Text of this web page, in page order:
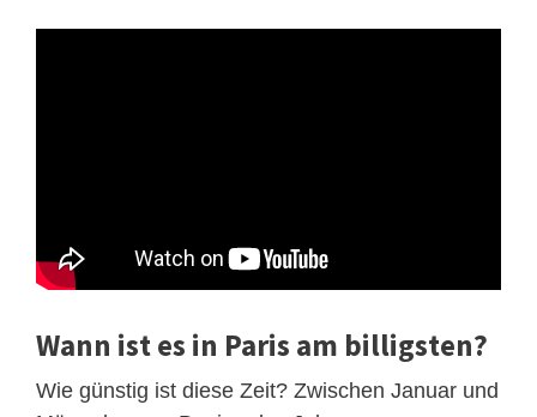
Wann ist es in Paris am billigsten?
Wie günstig ist diese Zeit? Zwischen Januar und